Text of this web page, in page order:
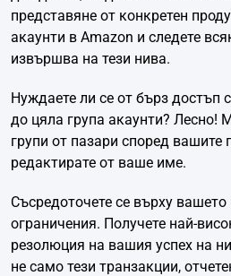
представяне от конкретен
акаунти в Amazon и следете
извършва на тези нива.
Нуждаете ли се от бърз достъп
до цяла група акаунти? Лесно!
групи от пазари според вашите
редактирате от ваше име.
Съсредоточете се върху вашето
ограничения. Получете най-
резолюция на вашия успех на
не само тези транзакции,